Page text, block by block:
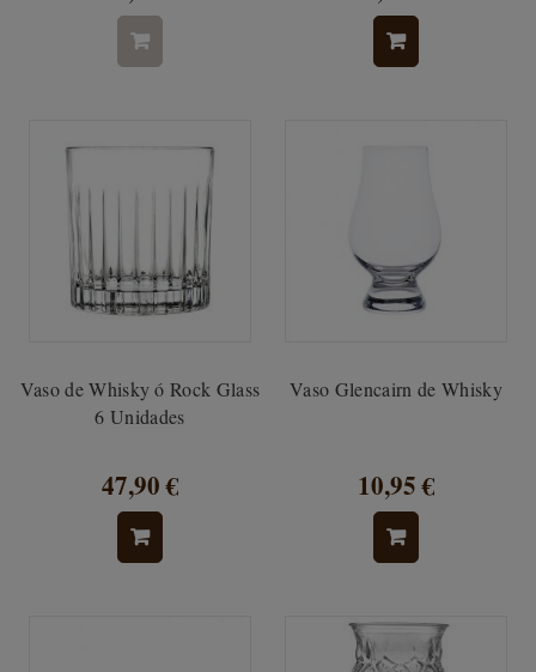
Vaso de Whisky ó Rock Glass
6 Unidades
47,90 €
Vaso Glencairn de Whisky
10,95 €